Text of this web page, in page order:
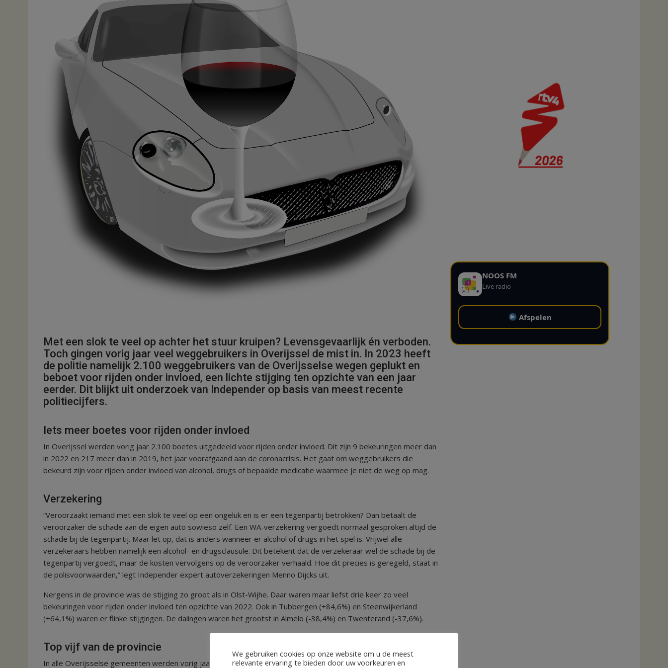
Met een slok te veel op achter het stuur kruipen? Levensgevaarlijk én verboden.
Toch gingen vorig jaar veel weggebruikers in Overijssel de mist in. In 2023 heeft
de politie namelijk 2.100 weggebruikers van de Overijsselse wegen geplukt en
beboet voor rijden onder invloed, een lichte stijging ten opzichte van een jaar
eerder. Dit blijkt uit onderzoek van Independer op basis van meest recente
politiecijfers.
Iets meer boetes voor rijden onder invloed
In Overijssel werden vorig jaar 2.100 boetes uitgedeeld voor rijden onder invloed. Dit zijn 9 bekeuringen meer dan
in 2022 en 217 meer dan in 2019, het jaar voorafgaand aan de coronacrisis. Het gaat om weggebruikers die
bekeurd zijn voor rijden onder invloed van alcohol, drugs of bepaalde medicatie waarmee je niet de weg op mag.
Verzekering
“Veroorzaakt iemand met een slok te veel op een ongeluk en is er een tegenpartij betrokken? Dan betaalt de
veroorzaker de schade aan de eigen auto sowieso zelf. Een WA-verzekering vergoedt normaal gesproken altijd de
schade bij de tegenpartij. Maar let op, dat is anders wanneer er alcohol of drugs in het spel is. Vrijwel alle
verzekeraars hebben namelijk een alcohol- en drugsclausule. Dit betekent dat de verzekeraar wel de schade bij de
tegenpartij vergoedt, maar de kosten vervolgens op de veroorzaker verhaald. Hoe dit precies is geregeld, staat in
de polisvoorwaarden,” legt Independer expert autoverzekeringen Menno Dijcks uit.
Nergens in de provincie was de stijging zo groot als in Olst-Wijhe. Daar waren maar liefst drie keer zo veel
bekeuringen voor rijden onder invloed ten opzichte van 2022. Ook in Tubbergen (+84,6%) en Steenwijkerland
(+64,1%) waren er flinke stijgingen. De dalingen waren het grootst in Almelo (-38,4%) en Twenterand (-37,6%).
Top vijf van de provincie
In alle Overijsselse gemeenten werden vorig jaar bekeuringen uitgedeeld voor rijden onder invloed: per 10.000
NOOS FM
Live radio
Afspelen
We gebruiken cookies op onze website om u de meest
relevante ervaring te bieden door uw voorkeuren en